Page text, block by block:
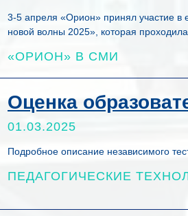
3-5 апреля «Орион» принял участие
новой волны 2025», которая
«ОРИОН» В СМИ
Оценка
01.03.2025
Подробное описание независимого
ПЕДАГОГИЧЕСКИЕ